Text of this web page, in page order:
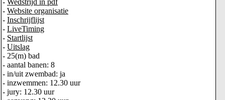
- Wedstrijd in pdf
- Website organisatie
- Inschrijflijst
- LiveTiming
- Startlijst
- Uitslag
- 25(m) bad
- aantal banen: 8
- in/uit zwembad: ja
- inzwemmen: 12.30 uur
- jury: 12.30 uur